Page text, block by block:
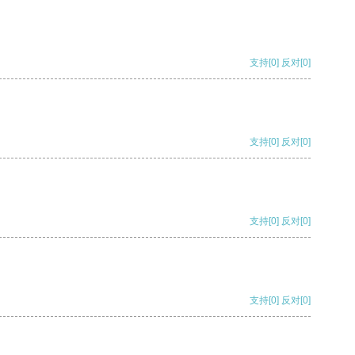
支持[0] 反对[0]
支持[0] 反对[0]
支持[0] 反对[0]
支持[0] 反对[0]